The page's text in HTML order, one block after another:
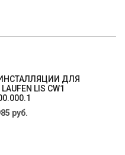
ДЛЯ
LIS CW1
руб.